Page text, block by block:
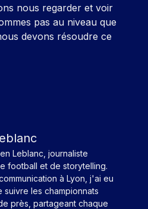
nous regarder et voir
pas au niveau que
devons résoudre ce
Leblanc, journaliste
football et de storytelling.
à Lyon, j'ai eu
suivre les championnats
près, partageant chaque